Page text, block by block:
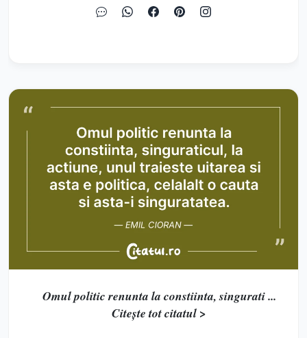
Omul politic renunta la constiinta, singurati ...
Citește tot citatul >